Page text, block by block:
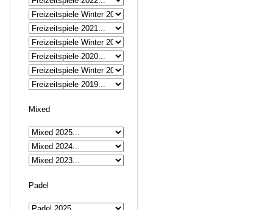
Mixed
Padel